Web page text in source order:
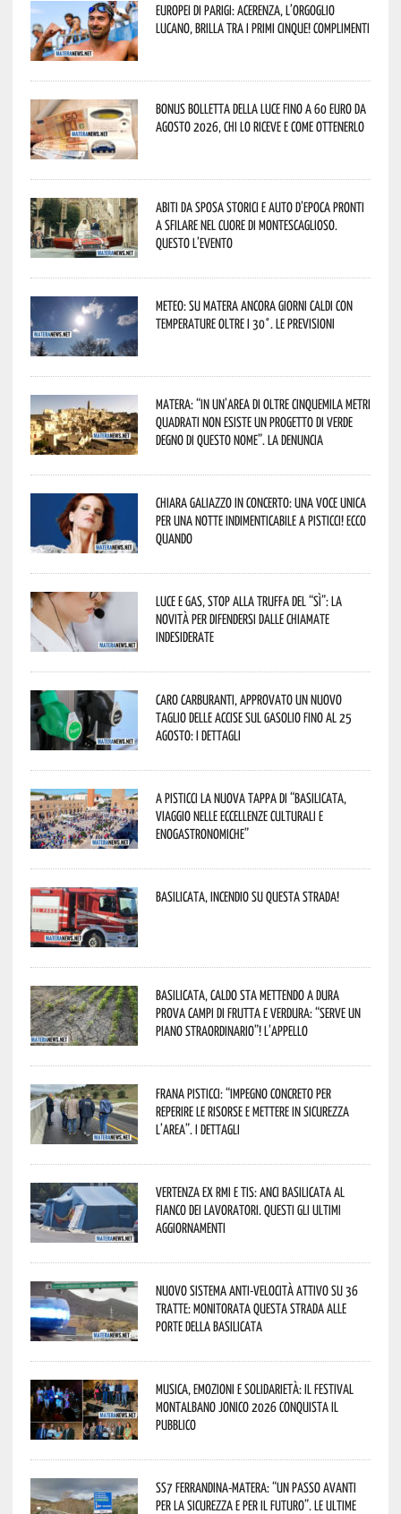
Europei di Parigi: Acerenza, l’orgoglio
lucano, brilla tra i primi cinque! Complimenti
Bonus bolletta della luce fino a 60 euro da
agosto 2026, chi lo riceve e come ottenerlo
Abiti da sposa storici e auto d’epoca pronti
a sfilare nel cuore di Montescaglioso.
Questo l’evento
Meteo: su Matera ancora giorni caldi con
temperature oltre i 30°. Le previsioni
Matera: “In un’area di oltre cinquemila metri
quadrati non esiste un progetto di verde
degno di questo nome”. La denuncia
Chiara Galiazzo in concerto: una voce unica
per una notte indimenticabile a Pisticci! Ecco
quando
Luce e gas, stop alla truffa del “Sì”: la
novità per difendersi dalle chiamate
indesiderate
Caro carburanti, approvato un nuovo
taglio delle accise sul gasolio fino al 25
agosto: i dettagli
A Pisticci la nuova tappa di “Basilicata,
viaggio nelle eccellenze culturali e
enogastronomiche”
Basilicata, incendio su questa strada!
Basilicata, caldo sta mettendo a dura
prova campi di frutta e verdura: “Serve un
piano straordinario”! L’appello
Frana Pisticci: “Impegno concreto per
reperire le risorse e mettere in sicurezza
l’area”. I dettagli
Vertenza ex RMI e TIS: ANCI Basilicata al
fianco dei lavoratori. Questi gli ultimi
aggiornamenti
Nuovo sistema anti-velocità attivo su 36
tratte: monitorata questa strada alle
porte della Basilicata
Musica, emozioni e solidarietà: il Festival
Montalbano Jonico 2026 conquista il
pubblico
SS7 Ferrandina-Matera: “Un passo avanti
per la sicurezza e per il futuro”. Le ultime